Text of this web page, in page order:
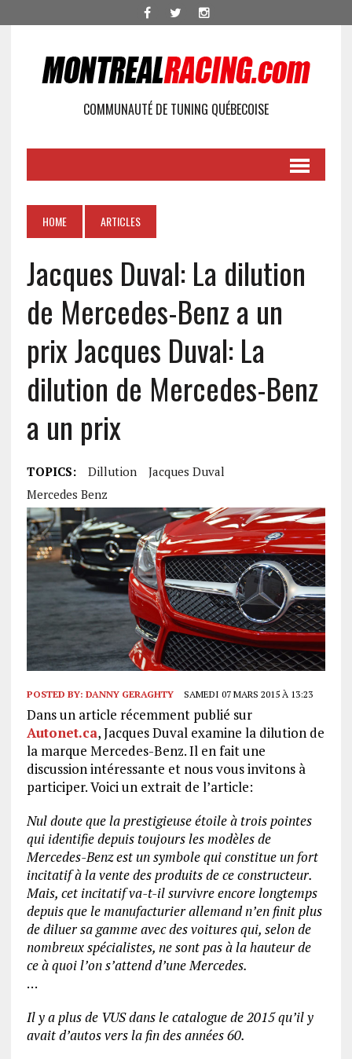
COMMUNAUTÉ DE TUNING QUÉBECOISE
HOME ARTICLES
Jacques Duval: La dilution
de Mercedes-Benz a un
prixJacques Duval: La
dilution de Mercedes-Benz
a un prix
TOPICS: Dillution
Jacques Duval
Mercedes Benz
POSTED BY: DANNY GERAGHTY SAMEDI 07 MARS 2015 À 13:23
Dans un article récemment publié sur
Autonet.ca, Jacques Duval examine la dilution de
la marque Mercedes-Benz. Il en fait une
discussion intéressante et nous vous invitons à
participer. Voici un extrait de l’article:
Nul doute que la prestigieuse étoile à trois pointes
qui identifie depuis toujours les modèles de
Mercedes-Benz est un symbole qui constitue un fort
incitatif à la vente des produits de ce constructeur.
Mais, cet incitatif va-t-il survivre encore longtemps
depuis que le manufacturier allemand n’en finit plus
de diluer sa gamme avec des voitures qui, selon de
nombreux spécialistes, ne sont pas à la hauteur de
ce à quoi l’on s’attend d’une Mercedes.
…
Il y a plus de VUS dans le catalogue de 2015 qu’il y
avait d’autos vers la fin des années 60.